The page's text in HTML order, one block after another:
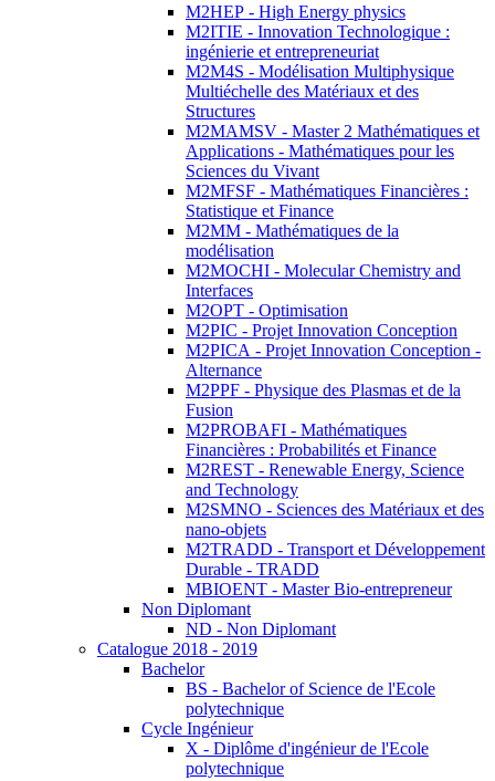
M2HEP - High Energy physics
M2ITIE - Innovation Technologique :
ingénierie et entrepreneuriat
M2M4S - Modélisation Multiphysique
Multiéchelle des Matériaux et des
Structures
M2MAMSV - Master 2 Mathématiques et
Applications - Mathématiques pour les
Sciences du Vivant
M2MFSF - Mathématiques Financières :
Statistique et Finance
M2MM - Mathématiques de la
modélisation
M2MOCHI - Molecular Chemistry and
Interfaces
M2OPT - Optimisation
M2PIC - Projet Innovation Conception
M2PICA - Projet Innovation Conception -
Alternance
M2PPF - Physique des Plasmas et de la
Fusion
M2PROBAFI - Mathématiques
Financières : Probabilités et Finance
M2REST - Renewable Energy, Science
and Technology
M2SMNO - Sciences des Matériaux et des
nano-objets
M2TRADD - Transport et Développement
Durable - TRADD
MBIOENT - Master Bio-entrepreneur
Non Diplomant
ND - Non Diplomant
Catalogue 2018 - 2019
Bachelor
BS - Bachelor of Science de l'Ecole
polytechnique
Cycle Ingénieur
X - Diplôme d'ingénieur de l'Ecole
polytechnique